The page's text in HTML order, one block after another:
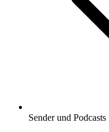
Sender und